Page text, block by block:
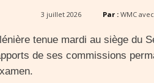
3 juillet 2026 Par : WMC
tenue mardi au siège du
de ses commissions